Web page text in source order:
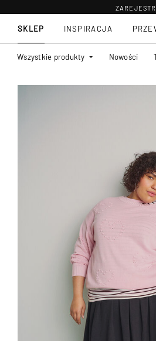
SKLEP
Wszystkie produkty Nowości
INSPIRACJA